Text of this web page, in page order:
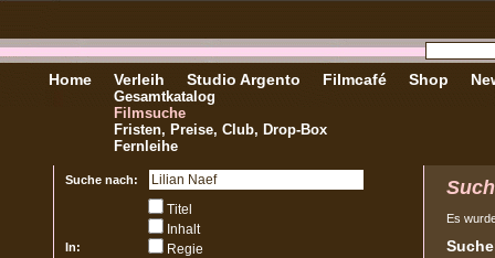
Home Verleih
Gesamtkatalog
Filmsuche
Fristen, Preise, Club, Drop-Box
Fernleihe
Studio Argento Filmcafé Shop
Suche nach:
In:
Titel
Inhalt
Regie
Es